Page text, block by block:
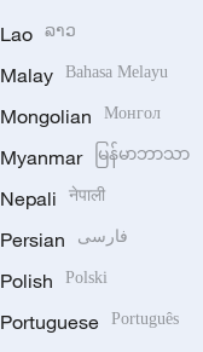
Lao ລາວ
Malay Bahasa Melayu
Mongolian Монгол
Myanmar မြန်မာဘာသာ
Nepali नेपाली
Persian فارسی
Polish Polski
Portuguese Português